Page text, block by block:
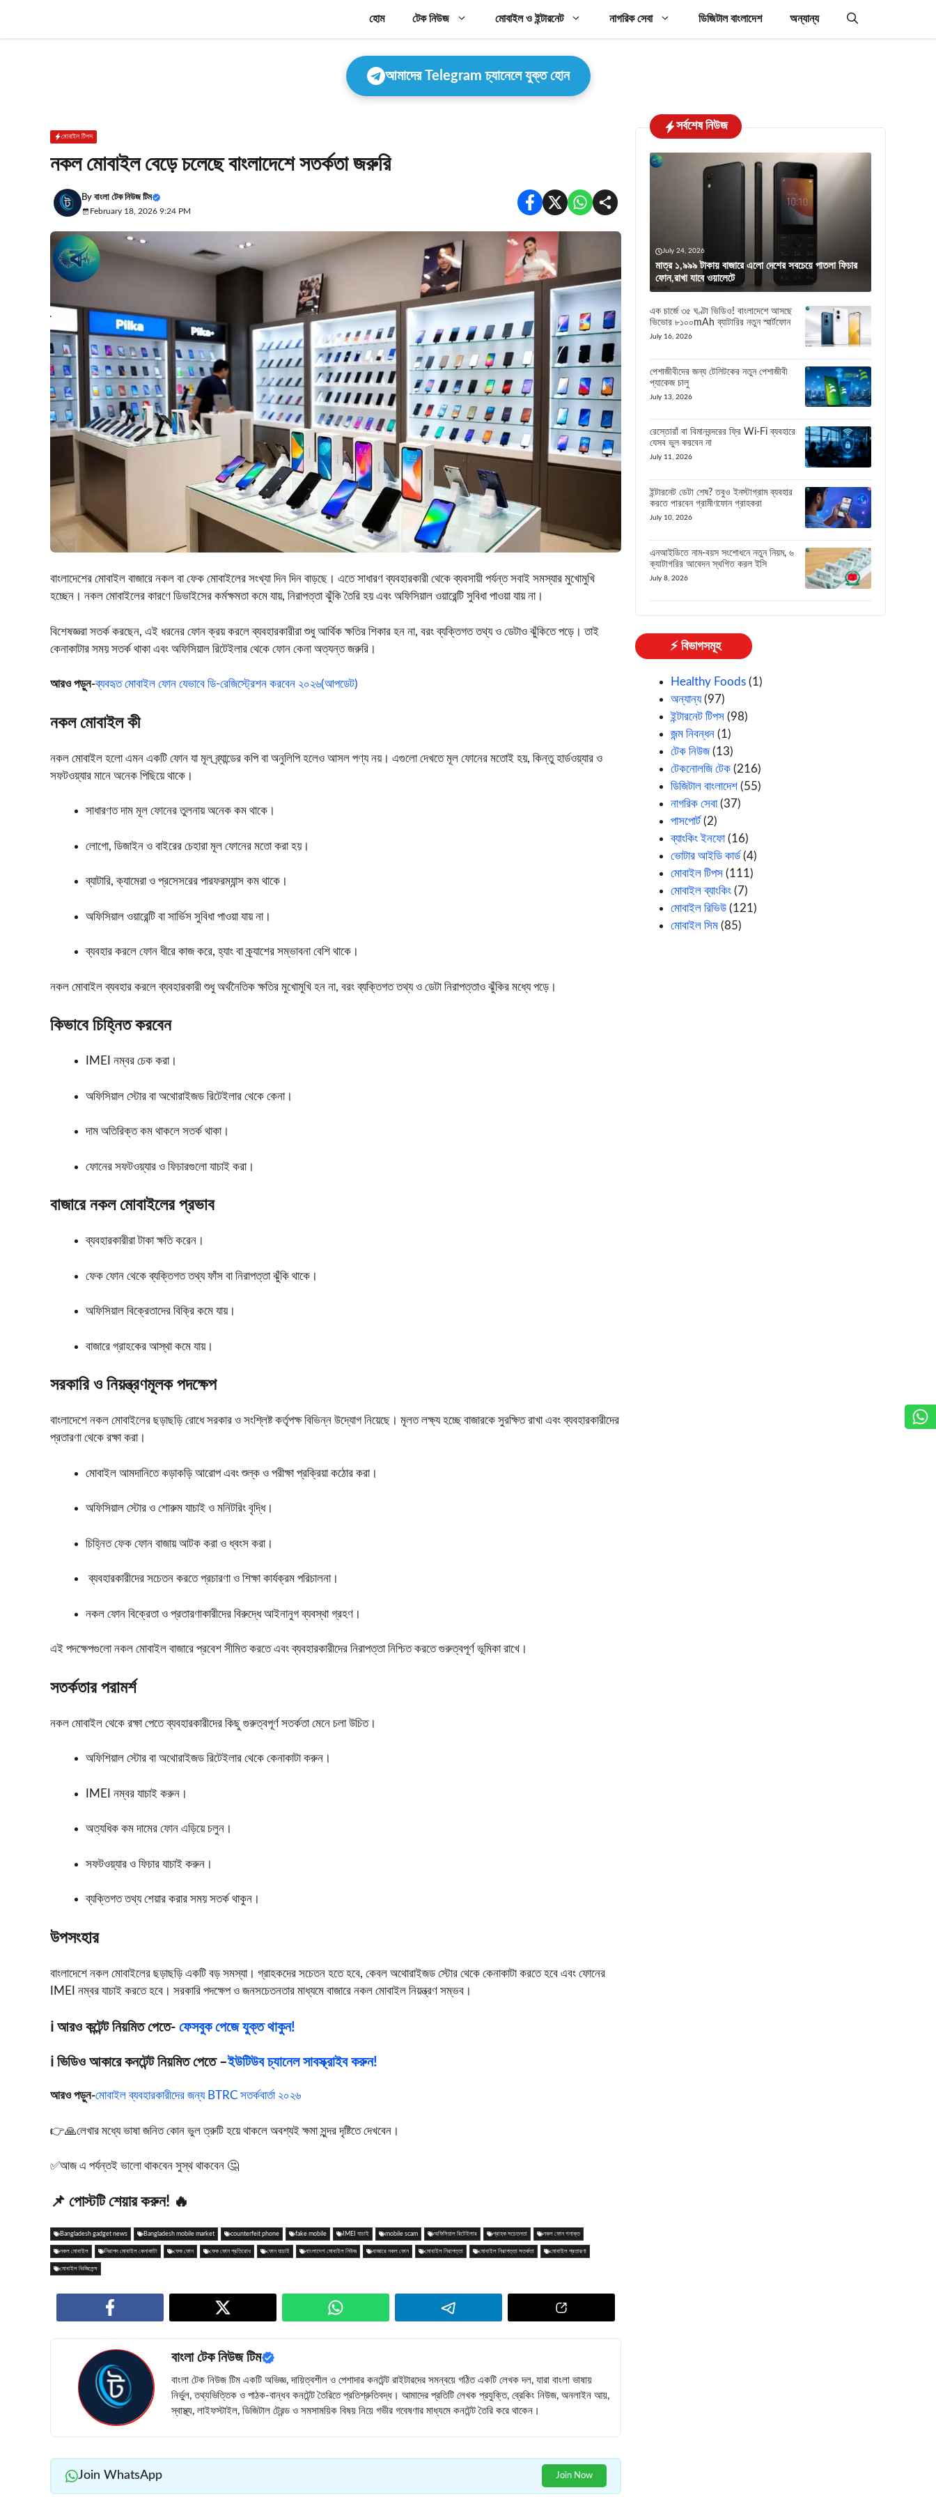
content
হোম টেক নিউজ মোবাইল ও ইন্টারনেট নাগরিক সেবা ডিজিটাল বাংলাদেশ অন্যান্য
আমাদের Telegram চ্যানেলে যুক্ত হোন
মোবাইল টিপস
নকল মোবাইল বেড়ে চলেছে বাংলাদেশে সতর্কতা জরুরি
By বাংলা টেক নিউজ টিম
February 18, 2026 9:24 PM
বাংলাদেশের মোবাইল বাজারে নকল বা ফেক মোবাইলের সংখ্যা দিন দিন বাড়ছে। এতে সাধারণ ব্যবহারকারী থেকে ব্যবসায়ী পর্যন্ত সবাই সমস্যার মুখোমুখি
হচ্ছেন। নকল মোবাইলের কারণে ডিভাইসের কর্মক্ষমতা কমে যায়, নিরাপত্তা ঝুঁকি তৈরি হয় এবং অফিসিয়াল ওয়ারেন্টি সুবিধা পাওয়া যায় না।
বিশেষজ্ঞরা সতর্ক করছেন, এই ধরনের ফোন ক্রয় করলে ব্যবহারকারীরা শুধু আর্থিক ক্ষতির শিকার হন না, বরং ব্যক্তিগত তথ্য ও ডেটাও ঝুঁকিতে পড়ে। তাই
কেনাকাটার সময় সতর্ক থাকা এবং অফিসিয়াল রিটেইলার থেকে ফোন কেনা অত্যন্ত জরুরি।
আরও পড়ুন-ব্যবহৃত মোবাইল ফোন যেভাবে ডি-রেজিস্ট্রেশন করবেন ২০২৬(আপডেট)
নকল মোবাইল কী
নকল মোবাইল হলো এমন একটি ফোন যা মূল ব্র্যান্ডের কপি বা অনুলিপি হলেও আসল পণ্য নয়। এগুলো দেখতে মূল ফোনের মতোই হয়, কিন্তু হার্ডওয়্যার ও
সফটওয়্যার মানে অনেক পিছিয়ে থাকে।
সাধারণত দাম মূল ফোনের তুলনায় অনেক কম থাকে।
লোগো, ডিজাইন ও বাইরের চেহারা মূল ফোনের মতো করা হয়।
ব্যাটারি, ক্যামেরা ও প্রসেসরের পারফরম্যান্স কম থাকে।
অফিসিয়াল ওয়ারেন্টি বা সার্ভিস সুবিধা পাওয়া যায় না।
ব্যবহার করলে ফোন ধীরে কাজ করে, হ্যাং বা ক্র্যাশের সম্ভাবনা বেশি থাকে।
নকল মোবাইল ব্যবহার করলে ব্যবহারকারী শুধু অর্থনৈতিক ক্ষতির মুখোমুখি হন না, বরং ব্যক্তিগত তথ্য ও ডেটা নিরাপত্তাও ঝুঁকির মধ্যে পড়ে।
কিভাবে চিহ্নিত করবেন
IMEI নম্বর চেক করা।
অফিসিয়াল স্টোর বা অথোরাইজড রিটেইলার থেকে কেনা।
দাম অতিরিক্ত কম থাকলে সতর্ক থাকা।
ফোনের সফটওয়্যার ও ফিচারগুলো যাচাই করা।
বাজারে নকল মোবাইলের প্রভাব
ব্যবহারকারীরা টাকা ক্ষতি করেন।
ফেক ফোন থেকে ব্যক্তিগত তথ্য ফাঁস বা নিরাপত্তা ঝুঁকি থাকে।
অফিসিয়াল বিক্রেতাদের বিক্রি কমে যায়।
বাজারে গ্রাহকের আস্থা কমে যায়।
সরকারি ও নিয়ন্ত্রণমূলক পদক্ষেপ
বাংলাদেশে নকল মোবাইলের ছড়াছড়ি রোধে সরকার ও সংশ্লিষ্ট কর্তৃপক্ষ বিভিন্ন উদ্যোগ নিয়েছে। মূলত লক্ষ্য হচ্ছে বাজারকে সুরক্ষিত রাখা এবং ব্যবহারকারীদের
প্রতারণা থেকে রক্ষা করা।
মোবাইল আমদানিতে কড়াকড়ি আরোপ এবং শুল্ক ও পরীক্ষা প্রক্রিয়া কঠোর করা।
অফিসিয়াল স্টোর ও শোরুম যাচাই ও মনিটরিং বৃদ্ধি।
চিহ্নিত ফেক ফোন বাজায় আটক করা ও ধ্বংস করা।
ব্যবহারকারীদের সচেতন করতে প্রচারণা ও শিক্ষা কার্যক্রম পরিচালনা।
নকল ফোন বিক্রেতা ও প্রতারণাকারীদের বিরুদ্ধে আইনানুগ ব্যবস্থা গ্রহণ।
এই পদক্ষেপগুলো নকল মোবাইল বাজারে প্রবেশ সীমিত করতে এবং ব্যবহারকারীদের নিরাপত্তা নিশ্চিত করতে গুরুত্বপূর্ণ ভূমিকা রাখে।
সতর্কতার পরামর্শ
নকল মোবাইল থেকে রক্ষা পেতে ব্যবহারকারীদের কিছু গুরুত্বপূর্ণ সতর্কতা মেনে চলা উচিত।
অফিশিয়াল স্টোর বা অথোরাইজড রিটেইলার থেকে কেনাকাটা করুন।
IMEI নম্বর যাচাই করুন।
অত্যধিক কম দামের ফোন এড়িয়ে চলুন।
সফটওয়্যার ও ফিচার যাচাই করুন।
ব্যক্তিগত তথ্য শেয়ার করার সময় সতর্ক থাকুন।
উপসংহার
বাংলাদেশে নকল মোবাইলের ছড়াছড়ি একটি বড় সমস্যা। গ্রাহকদের সচেতন হতে হবে, কেবল অথোরাইজড স্টোর থেকে কেনাকাটা করতে হবে এবং ফোনের
IMEI নম্বর যাচাই করতে হবে। সরকারি পদক্ষেপ ও জনসচেতনতার মাধ্যমে বাজারে নকল মোবাইল নিয়ন্ত্রণ সম্ভব।
ℹ️ আরও কন্টেন্ট নিয়মিত পেতে- ফেসবুক পেজে যুক্ত থাকুন!
ℹ️ ভিডিও আকারে কনটেন্ট নিয়মিত পেতে –ইউটিউব চ্যানেল সাবস্ক্রাইব করুন!
আরও পড়ুন-মোবাইল ব্যবহারকারীদের জন্য BTRC সতর্কবার্তা ২০২৬
👉🙏লেখার মধ্যে ভাষা জনিত কোন ভুল ত্রুটি হয়ে থাকলে অবশ্যই ক্ষমা সুন্দর দৃষ্টিতে দেখবেন।
✅আজ এ পর্যন্তই ভালো থাকবেন সুস্থ থাকবেন 🤔
📌 পোস্টটি শেয়ার করুন! 🔥
Bangladesh gadget news Bangladesh mobile market counterfeit phone fake mobile IMEI যাচাই mobile scam অফিসিয়াল রিটেইলার গ্রাহক সচেতনতা নকল ফোন শনাক্ত
নকল মোবাইল নিরাপদ মোবাইল কেনাকাটা ফেক ফোন ফেক ফোন প্রতিরোধ ফোন যাচাই বাংলাদেশ মোবাইল নিউজ বাজারে নকল ফোন মোবাইল নিরাপত্তা মোবাইল নিরাপত্তা সতর্কতা মোবাইল প্রতারণা
মোবাইল ভিজিলেন্স
বাংলা টেক নিউজ টিম
বাংলা টেক নিউজ টিম একটি অভিজ্ঞ, দায়িত্বশীল ও পেশাদার কনটেন্ট রাইটারদের সমন্বয়ে গঠিত একটি লেখক দল, যারা বাংলা ভাষায়
নির্ভুল, তথ্যভিত্তিক ও পাঠক-বান্ধব কনটেন্ট তৈরিতে প্রতিশ্রুতিবদ্ধ। আমাদের প্রতিটি লেখক প্রযুক্তি, ব্রেকিং নিউজ, অনলাইন আয়,
স্বাস্থ্য, লাইফস্টাইল, ডিজিটাল ট্রেন্ড ও সমসাময়িক বিষয় নিয়ে গভীর গবেষণার মাধ্যমে কনটেন্ট তৈরি করে থাকেন।
Join WhatsApp Join Now
সর্বশেষ নিউজ
July 24, 2026
মাত্র ১,৯৯৯ টাকায় বাজারে এলো দেশের সবচেয়ে পাতলা ফিচার
ফোন,রাখা যাবে ওয়ালেটে
এক চার্জে ৩৫ ঘণ্টা ভিডিও! বাংলাদেশে আসছে
ভিভোর ৮১০০mAh ব্যাটারির নতুন স্মার্টফোন
July 16, 2026
পেশাজীবীদের জন্য টেলিটকের নতুন পেশাজীবী
প্যাকেজ চালু
July 13, 2026
রেস্তোরাঁ বা বিমানবন্দরের ফ্রি Wi-Fi ব্যবহারে
যেসব ভুল করবেন না
July 11, 2026
ইন্টারনেট ডেটা শেষ? তবুও ইনস্টাগ্রাম ব্যবহার
করতে পারবেন গ্রামীণফোন গ্রাহকরা
July 10, 2026
এনআইডিতে নাম-বয়স সংশোধনে নতুন নিয়ম, ৬
ক্যাটাগরির আবেদন স্থগিত করল ইসি
July 8, 2026
⚡ বিভাগসমূহ
Healthy Foods (1)
অন্যান্য(97)
ইন্টারনেট টিপস (98)
জন্ম নিবন্ধন (1)
টেক নিউজ(13)
টেকনোলজি টেক (216)
ডিজিটাল বাংলাদেশ (55)
নাগরিক সেবা(37)
পাসপোর্ট (2)
ব্যাংকিং ইনফো(16)
ভোটার আইডি কার্ড (4)
মোবাইল টিপস (111)
মোবাইল ব্যাংকিং (7)
মোবাইল রিভিউ (121)
মোবাইল সিম (85)